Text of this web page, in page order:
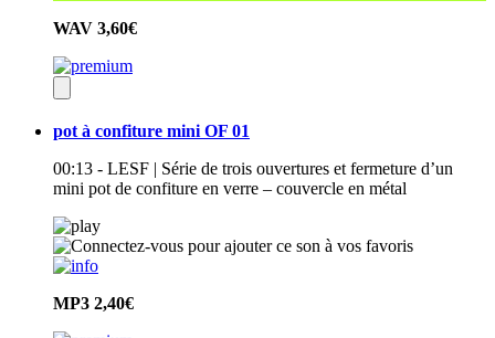
WAV 3,60€
pot à confiture mini OF 01
00:13 - LESF | Série de trois ouvertures et fermeture d’un
mini pot de confiture en verre – couvercle en métal
MP3 2,40€